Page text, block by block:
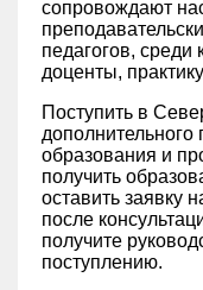
сопровождают
педагогов,
доценты,
Поступить в
образования и
получить
оставить заявку
после
получите
поступлению.